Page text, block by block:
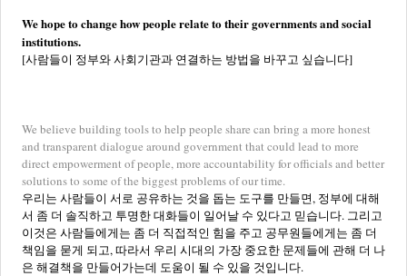
We hope to change how people relate to their governments and social
institutions.
[사람들이 정부와 사회기관과 연결하는 방법을 바꾸고 싶습니다]
We believe building tools to help people share can bring a more honest
and transparent dialogue around government that could lead to more
direct empowerment of people, more accountability for officials and better
solutions to some of the biggest problems of our time.
우리는 사람들이 서로 공유하는 것을 돕는 도구를 만들면, 정부에 대해
서 좀 더 솔직하고 투명한 대화들이 일어날 수 있다고 믿습니다. 그리고
이것은 사람들에게는 좀 더 직접적인 힘을 주고 공무원들에게는 좀 더
책임을 묻게 되고, 따라서 우리 시대의 가장 중요한 문제들에 관해 더 나
은 해결책을 만들어가는데 도움이 될 수 있을 것입니다.